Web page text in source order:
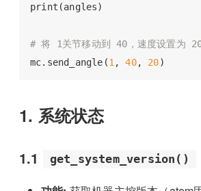
print(angles)
# 将 1关节移动到 40，速度设置为
mc.send_angle(1 , 40, 20
1. 系统状态
1.1 get_system_version()